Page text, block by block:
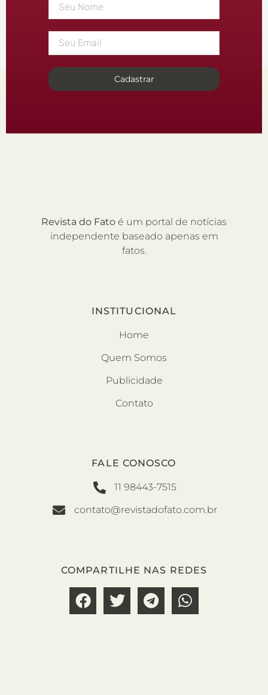
Cadastrar
Revista do Fato é um portal de notícias
independente baseado apenas em
fatos.
INSTITUCIONAL
Home
Quem Somos
Publicidade
Contato
FALE CONOSCO
11 98443-7515
contato@revistadofato.com.br
COMPARTILHE NAS REDES